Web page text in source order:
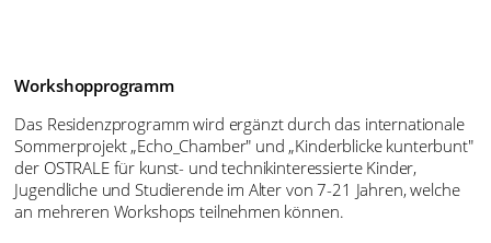
Workshopprogramm
Das Residenzprogramm wird ergänzt durch das internationale
Sommerprojekt „Echo_Chamber" und „Kinderblicke kunterbunt"
der OSTRALE für kunst- und technikinteressierte Kinder,
Jugendliche und Studierende im Alter von 7-21 Jahren, welche
an mehreren Workshops teilnehmen können.